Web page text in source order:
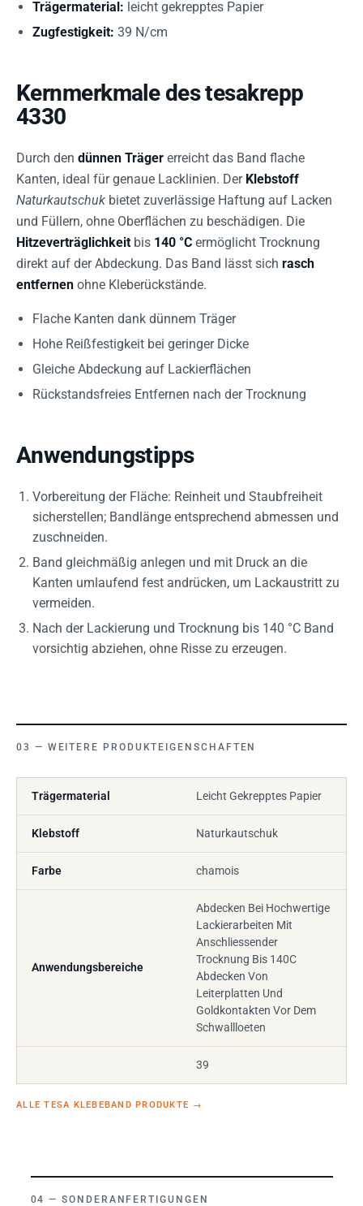
Trägermaterial: leicht gekrepptes Papier
Zugfestigkeit: 39 N/cm
Kernmerkmale des tesakrepp
4330
Durch den dünnen Träger erreicht das Band flache
Kanten, ideal für genaue Lacklinien. Der Klebstoff
Naturkautschuk bietet zuverlässige Haftung auf Lacken
und Füllern, ohne Oberflächen zu beschädigen. Die
Hitzeverträglichkeit bis 140 °C ermöglicht Trocknung
direkt auf der Abdeckung. Das Band lässt sich rasch
entfernen ohne Kleberückstände.
Flache Kanten dank dünnem Träger
Hohe Reißfestigkeit bei geringer Dicke
Gleiche Abdeckung auf Lackierflächen
Rückstandsfreies Entfernen nach der Trocknung
Anwendungstipps
Vorbereitung der Fläche: Reinheit und Staubfreiheit
sicherstellen; Bandlänge entsprechend abmessen und
zuschneiden.
Band gleichmäßig anlegen und mit Druck an die
Kanten umlaufend fest andrücken, um Lackaustritt zu
vermeiden.
Nach der Lackierung und Trocknung bis 140 °C Band
vorsichtig abziehen, ohne Risse zu erzeugen.
WEITERE PRODUKTEIGENSCHAFTEN
Trägermaterial Leicht Gekrepptes Papier
Klebstoff Naturkautschuk
Farbe chamois
Anwendungsbereiche
Abdecken Bei Hochwertige
Lackierarbeiten Mit
Anschliessender
Trocknung Bis 140C
Abdecken Von
Leiterplatten Und
Goldkontakten Vor Dem
Schwallloeten
39
ALLE TESA KLEBEBAND PRODUKTE →
SONDERANFERTIGUNGEN